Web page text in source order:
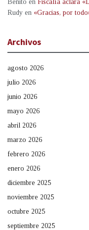
Benito en Fiscalía aclara
Rudy en «Gracias, por
Archivos
agosto 2026
julio 2026
junio 2026
mayo 2026
abril 2026
marzo 2026
febrero 2026
enero 2026
diciembre 2025
noviembre 2025
octubre 2025
septiembre 2025